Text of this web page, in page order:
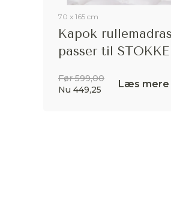
70 x 165 cm
Kapok
passer til STOKKE
Før 599,00
Nu 449,25
Læs mere